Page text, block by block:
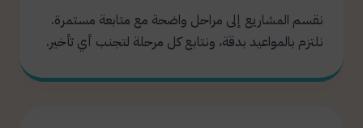
نقسم المشاريع إلى مراحل واضحة مع متابعة مستمرة.
نلتزم بالمواعيد بدقة، ونتابع كل مرحلة لتجنب أي تأخير.